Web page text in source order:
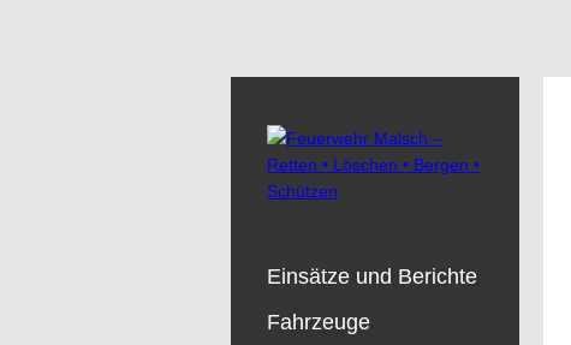
Einsätze und Berichte
Fahrzeuge